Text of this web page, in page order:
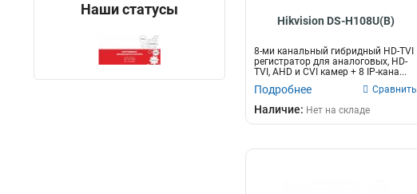
Наши статусы
Hikvision DS-H108U(B)
8-ми канальный гибридный HD-TVI
регистратор для аналоговых, HD-
TVI, AHD и CVI камер + 8 IP-кана...
Подробнее Сравнить
Наличие: Нет на складе